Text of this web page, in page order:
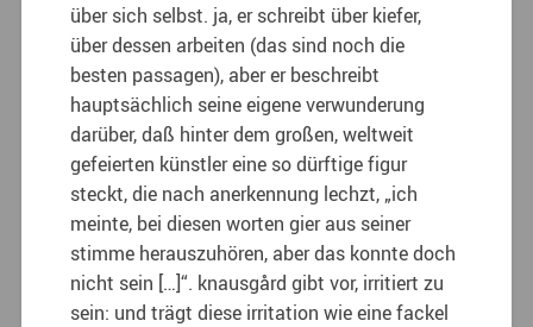
über sich selbst. ja, er schreibt über kiefer,
über dessen arbeiten (das sind noch die
besten passagen), aber er beschreibt
hauptsächlich seine eigene verwunderung
darüber, daß hinter dem großen, weltweit
gefeierten künstler eine so dürftige figur
steckt, die nach anerkennung lechzt, „ich
meinte, bei diesen worten gier aus seiner
stimme herauszuhören, aber das konnte doch
nicht sein […]“. knausgård gibt vor, irritiert zu
sein: und trägt diese irritation wie eine fackel